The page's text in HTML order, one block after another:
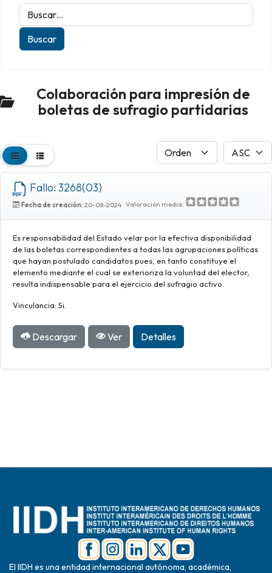
Colaboración para impresión de
boletas de sufragio partidarias
Fallo: 3268(03)
Fecha de creación: 20-08-2024 Valoración media:
Es responsabilidad del Estado velar por la efectiva disponibilidad
de las boletas correspondientes a todas las agrupaciones políticas
que hayan postulado candidatos pues, en tanto constituye el
elemento mediante el cual se exterioriza la voluntad del elector,
resulta indispensable para el ejercicio del sufragio activo.
Vinculancia: Si.
Descargar Ver Detalles
El IIDH es una entidad internacional autónoma, académica,